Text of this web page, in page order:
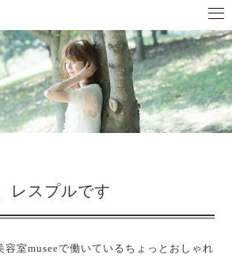
レスプルです
容室museeで働いているちょっとおしゃれ